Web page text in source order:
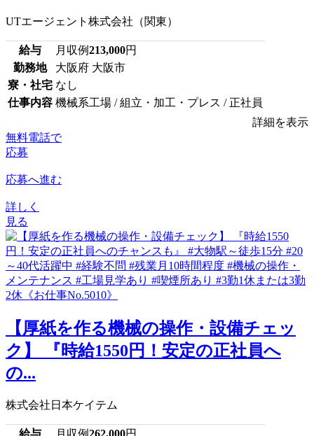
UTエージェント株式会社（関東）
給与 月収例213,000円
勤務地
大阪府 大阪市
寮・社宅 なし
仕事内容 機械系工場 / 組立・加工・プレス / 正社員
詳細を表示
無料電話で
応募
応募へ進む
詳しく
見る
【厚紙を作る機械の操作・設備チェッ
ク】 『時給1550円！安定の正社員へ
の...
株式会社日本ケイテム
給与 月収例262,000円